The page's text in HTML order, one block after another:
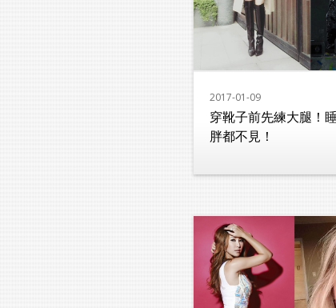
2017-01-09
穿靴子前先練大腿！
胖都不見！